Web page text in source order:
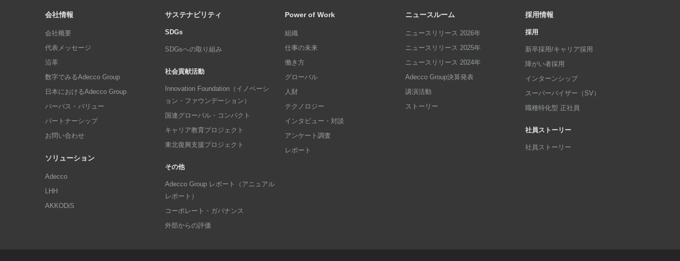
会社情報
会社概要
代表メッセージ
沿革
数字でみるAdecco Group
日本におけるAdecco Group
パーパス・バリュー
パートナーシップ
お問い合わせ
ソリューション
Adecco
LHH
AKKODiS
サステナビリティ
SDGs
SDGsへの取り組み
社会貢献活動
Innovation Foundation（イノベーシ
ョン・ファウンデーション）
国連グローバル・コンパクト
キャリア教育プロジェクト
東北復興支援プロジェクト
その他
Adecco Group レポート（アニュアル
レポート）
コーポレート・ガバナンス
外部からの評価
Power of Work
組織
仕事の未来
働き方
グローバル
人財
テクノロジー
インタビュー・対談
アンケート調査
レポート
ニュースルーム
ニュースリリース 2026年
ニュースリリース 2025年
ニュースリリース 2024年
Adecco Group決算発表
講演活動
ストーリー
採用情報
採用
新卒採用/キャリア採用
障がい者採用
インターンシップ
スーパーバイザー（SV）
職種特化型 正社員
社員ストーリー
社員ストーリー